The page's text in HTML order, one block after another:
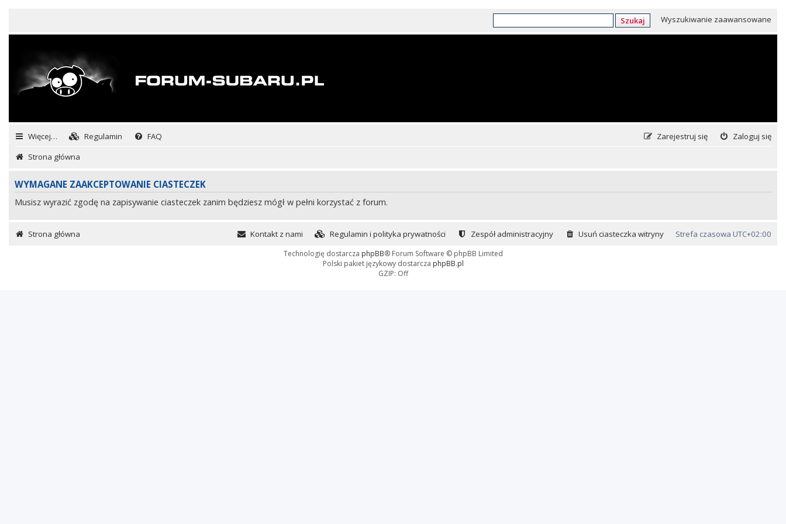
Szukaj Wyszukiwanie zaawansowane
Więcej… Regulamin FAQ Zaloguj się
Zarejestruj się
Strona główna
WYMAGANE ZAAKCEPTOWANIE CIASTECZEK
Musisz wyrazić zgodę na zapisywanie ciasteczek zanim będziesz mógł w pełni korzystać z forum.
Strona główna Strefa czasowa UTC+02:00
Usuń ciasteczka witryny
Zespół administracyjny
Regulamin i polityka prywatności
Kontakt z nami
Technologię dostarcza phpBB® Forum Software © phpBB Limited
Polski pakiet językowy dostarcza phpBB.pl
GZIP: Off